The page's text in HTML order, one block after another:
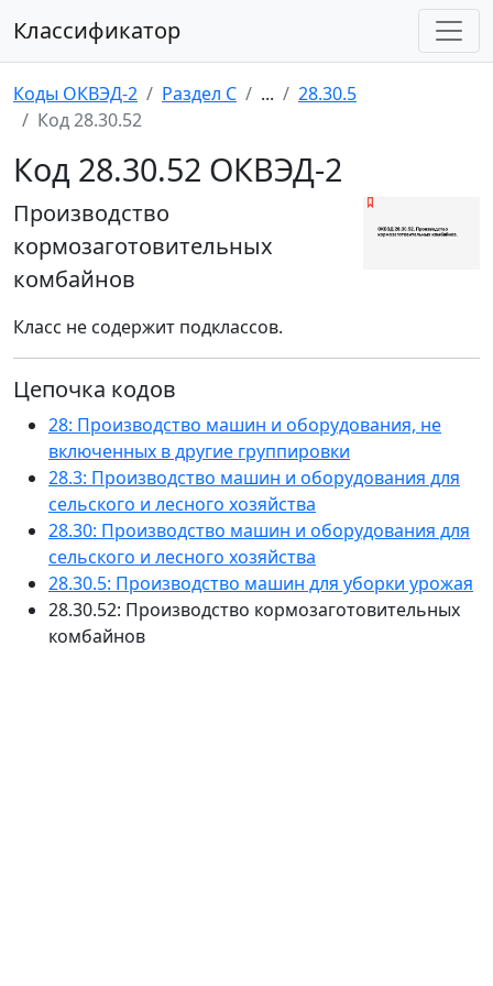
Классификатор
Коды ОКВЭД-2 Раздел C ...
28.30.5
Код 28.30.52
Код 28.30.52 ОКВЭД-2
Производство
кормозаготовительных
комбайнов
Класс не содержит подклассов.
Цепочка кодов
28: Производство машин и оборудования, не
включенных в другие группировки
28.3: Производство машин и оборудования для
сельского и лесного хозяйства
28.30: Производство машин и оборудования для
сельского и лесного хозяйства
28.30.5: Производство машин для уборки урожая
28.30.52: Производство кормозаготовительных
комбайнов